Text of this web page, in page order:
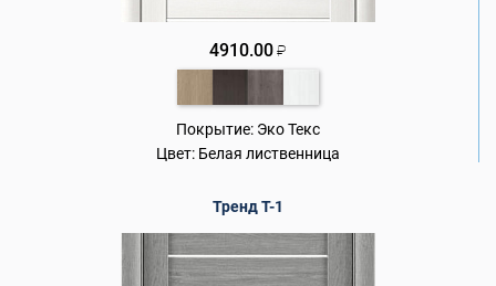
4910.00 ₽
Покрытие: Эко Текс
Цвет: Белая лиственница
Тренд Т-1